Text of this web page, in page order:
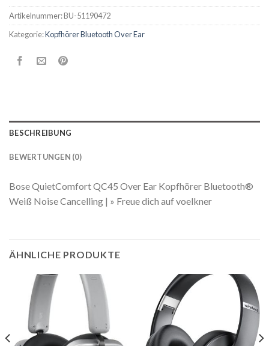
Artikelnummer:BU-51190472
Kategorie:Kopfhörer Bluetooth Over Ear
BESCHREIBUNG
BEWERTUNGEN (0)
Bose QuietComfort QC45 Over Ear Kopfhörer Bluetooth®
Weiß Noise Cancelling | » Freue dich auf voelkner
ÄHNLICHE PRODUKTE